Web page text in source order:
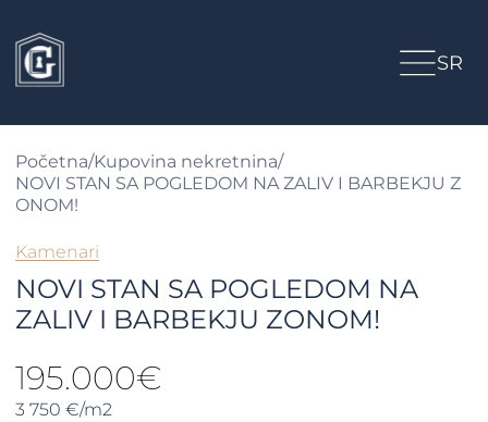
SR
Početna/Kupovina nekretnina/
NOVI STAN SA POGLEDOM NA ZALIV I BARBEKJU Z
ONOM!
Kamenari
NOVI STAN SA POGLEDOM NA
ZALIV I BARBEKJU ZONOM!
195.000€
3 750 €/m2